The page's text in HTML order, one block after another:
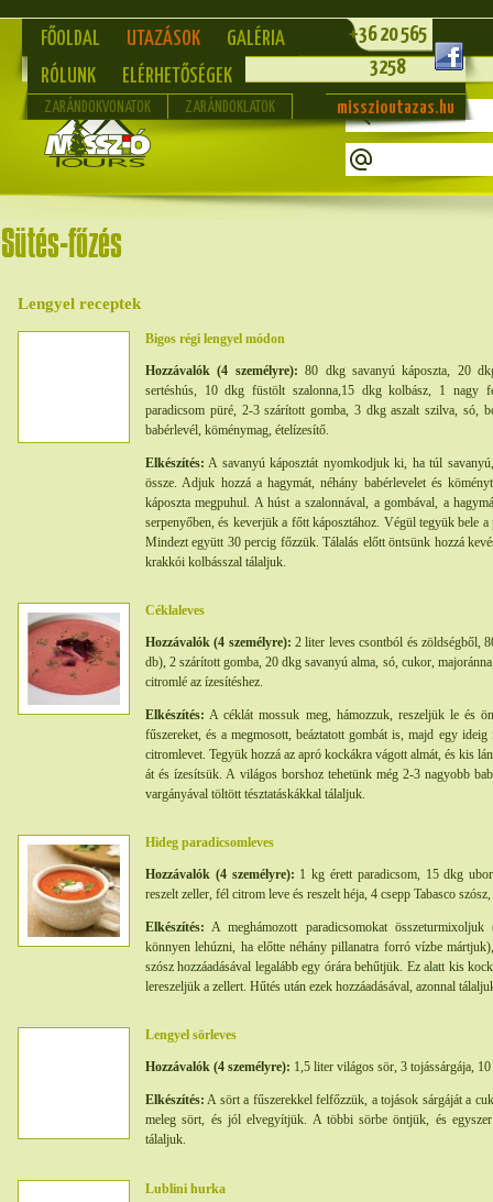
FŐOLDAL UTAZÁSOK
GALÉRIA
RÓLUNK
ELÉRHETŐSÉGEK
+36 20 565
3258
ZARÁNDOKVONATOK ZARÁNDOKLATOK misszioutazas.hu
Lengyel receptek
Bigos régi lengyel módon
Hozzávalók (4 személyre): 80 dkg savanyú káposzta, 20
sertéshús, 10 dkg füstölt szalonna,15 dkg kolbász, 1
paradicsom püré, 2-3 szárított gomba, 3 dkg aszalt szilva, só,
babérlevél, köménymag, ételízesítő.
Elkészítés: A savanyú káposztát nyomkodjuk ki, ha túl
össze. Adjuk hozzá a hagymát, néhány babérlevelet és
káposzta megpuhul. A húst a szalonnával, a gombával, a
serpenyőben, és keverjük a főtt káposztához. Végül tegyük bele
Mindezt együtt 30 percig főzzük. Tálalás előtt öntsünk hozzá
krakkói kolbásszal tálaljuk.
Céklaleves
Hozzávalók (4 személyre): 2 liter leves csontból és zöldségből,
db), 2 szárított gomba, 20 dkg savanyú alma, só, cukor,
citromlé az ízesítéshez.
Elkészítés: A céklát mossuk meg, hámozzuk, reszeljük le és
fűszereket, és a megmosott, beáztatott gombát is, majd egy
citromlevet. Tegyük hozzá az apró kockákra vágott almát, és kis
át és ízesítsük. A világos borshoz tehetünk még 2-3 nagyobb
vargányával töltött tésztatáskákkal tálaljuk.
Hideg paradicsomleves
Hozzávalók (4 személyre): 1 kg érett paradicsom, 15 dkg
reszelt zeller, fél citrom leve és reszelt héja, 4 csepp Tabasco
Elkészítés: A meghámozott paradicsomokat
könnyen lehúzni, ha előtte néhány pillanatra forró vízbe
szósz hozzáadásával legalább egy órára behűtjük. Ez alatt kis
lereszeljük a zellert. Hűtés után ezek hozzáadásával, azonnal
Lengyel sörleves
Hozzávalók (4 személyre): 1,5 liter világos sör, 3 tojássárgája,
Elkészítés: A sört a fűszerekkel felfőzzük, a tojások sárgáját a
meleg sört, és jól elvegyítjük. A többi sörbe öntjük, és
tálaljuk.
Lublini hurka